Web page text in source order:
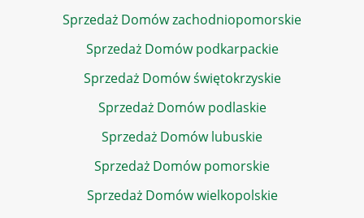
Sprzedaż Domów zachodniopomorskie
Sprzedaż Domów podkarpackie
Sprzedaż Domów świętokrzyskie
Sprzedaż Domów podlaskie
Sprzedaż Domów lubuskie
Sprzedaż Domów pomorskie
Sprzedaż Domów wielkopolskie